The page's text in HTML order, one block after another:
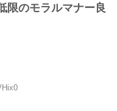
限のモラルマナー良